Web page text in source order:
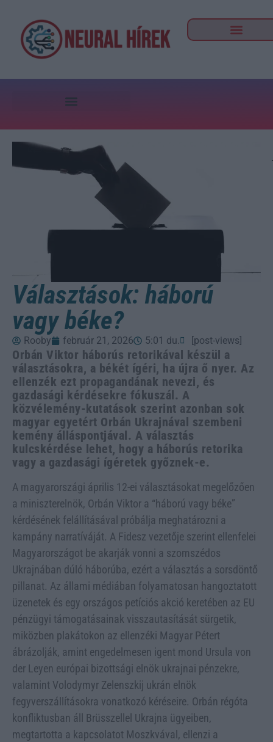
Választások: háború
vagy béke?
Rooby február 21, 2026 5:01 du. [post-views]
Orbán Viktor háborús retorikával készül a
választásokra, a békét ígéri, ha újra ő nyer. Az
ellenzék ezt propagandának nevezi, és
gazdasági kérdésekre fókuszál. A
közvélemény-kutatások szerint azonban sok
magyar egyetért Orbán Ukrajnával szembeni
kemény álláspontjával. A választás
kulcskérdése lehet, hogy a háborús retorika
vagy a gazdasági ígéretek győznek-e.
A magyarországi április 12-ei választásokat megelőzően
a miniszterelnök, Orbán Viktor a “háború vagy béke”
kérdésének felállításával próbálja meghatározni a
kampány narratíváját. A Fidesz vezetője szerint ellenfelei
Magyarországot be akarják vonni a szomszédos
Ukrajnában dúló háborúba, ezért a választás a sorsdöntő
pillanat. Az állami médiában folyamatosan hangoztatott
üzenetek és egy országos petíciós akció keretében az EU
pénzügyi támogatásainak visszautasítását sürgetik,
miközben plakátokon az ellenzéki Magyar Pétert
ábrázolják, amint engedelmesen igent mond Ursula von
der Leyen európai bizottsági elnök ukrajnai pénzekre,
valamint Volodymyr Zelenszkij ukrán elnök
fegyverszállításokra vonatkozó kéréseire. Orbán régóta
konfliktusban áll Brüsszellel Ukrajna ügyeiben,
megtartotta a kapcsolatot Moszkvával, ellenzi a